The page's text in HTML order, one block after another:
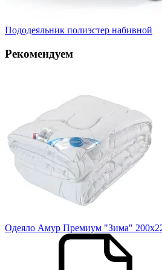
Пододеяльник полиэстер набивной
Рекомендуем
Одеяло Амур Премиум "Зима"